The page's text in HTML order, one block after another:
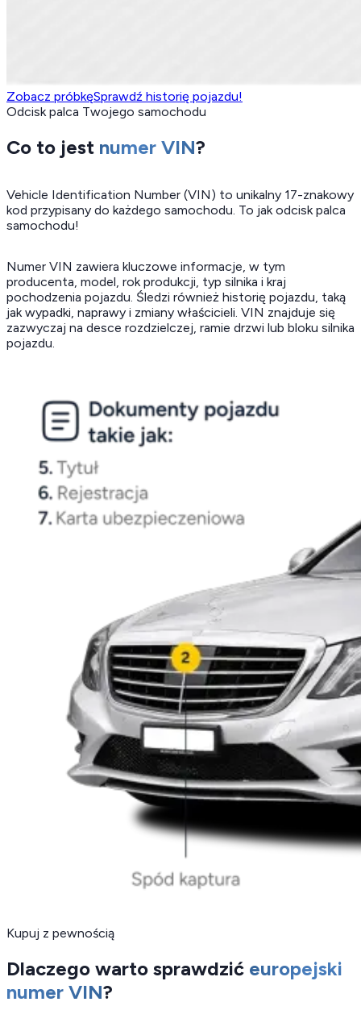
Zobacz próbkęSprawdź historię pojazdu!
Odcisk palca Twojego samochodu
Co to jest numer VIN?
Vehicle Identification Number (VIN) to unikalny 17-znakowy
kod przypisany do każdego samochodu. To jak odcisk palca
samochodu!
Numer VIN zawiera kluczowe informacje, w tym
producenta, model, rok produkcji, typ silnika i kraj
pochodzenia pojazdu. Śledzi również historię pojazdu, taką
jak wypadki, naprawy i zmiany właścicieli. VIN znajduje się
zazwyczaj na desce rozdzielczej, ramie drzwi lub bloku silnika
pojazdu.
Kupuj z pewnością
Dlaczego warto sprawdzić europejski
numer VIN?